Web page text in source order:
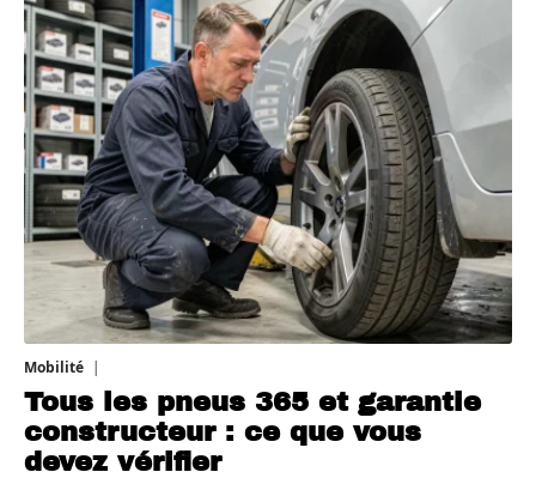
Mobilité
Tous les pneus 365 et garantie
constructeur : ce que vous
devez vérifier